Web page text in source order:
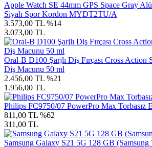
Apple Watch SE 44mm GPS Space Gray
Siyah Spor Kordon MYDT2TU/A
3.573,00 TL %14
3.073,00 TL
Oral-B D100 Şarjlı Diş Fırçası Cross Action
Diş Macunu 50 ml
2.456,00 TL %21
1.956,00 TL
Philips FC9750/07 PowerPro Max Torbasız
811,00 TL %62
311,00 TL
Samsung Galaxy S21 5G 128 GB